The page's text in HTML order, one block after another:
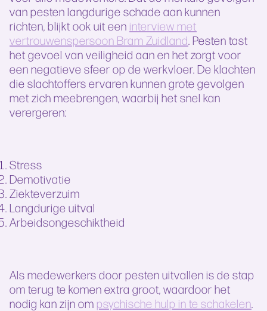
van pesten langdurige schade aan kunnen
richten, blijkt ook uit een interview met
vertrouwenspersoon Bram Zuidland . Pesten tast
het gevoel van veiligheid aan en het zorgt voor
een negatieve sfeer op de werkvloer. De klachten
die slachtoffers ervaren kunnen grote gevolgen
met zich meebrengen, waarbij het snel kan
verergeren:
Stress
Demotivatie
Ziekteverzuim
Langdurige uitval
Arbeidsongeschiktheid
Als medewerkers door pesten uitvallen is de stap
om terug te komen extra groot, waardoor het
nodig kan zijn om psychische hulp in te schakelen